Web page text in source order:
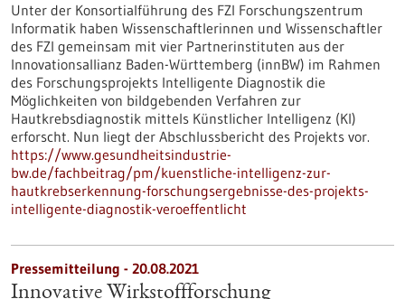
Unter der Konsortialführung des FZI Forschungszentrum
Informatik haben Wissenschaftlerinnen und Wissenschaftler
des FZI gemeinsam mit vier Partnerinstituten aus der
Innovationsallianz Baden-Württemberg (innBW) im Rahmen
des Forschungsprojekts Intelligente Diagnostik die
Möglichkeiten von bildgebenden Verfahren zur
Hautkrebsdiagnostik mittels Künstlicher Intelligenz (KI)
erforscht. Nun liegt der Abschlussbericht des Projekts vor.
https://www.gesundheitsindustrie-
bw.de/fachbeitrag/pm/kuenstliche-intelligenz-zur-
hautkrebserkennung-forschungsergebnisse-des-projekts-
intelligente-diagnostik-veroeffentlicht
Pressemitteilung - 20.08.2021
Innovative Wirkstoffforschung